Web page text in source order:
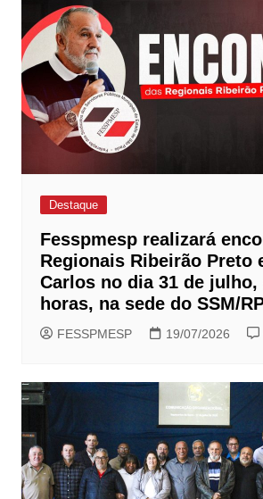
Destaque
Fesspmesp realizará
Regionais Ribeirão Preto
Carlos no dia 31 de julho,
horas, na sede do SSM/
FESSPMESP 19/07/2026